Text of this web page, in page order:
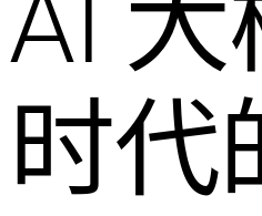
AI
时代